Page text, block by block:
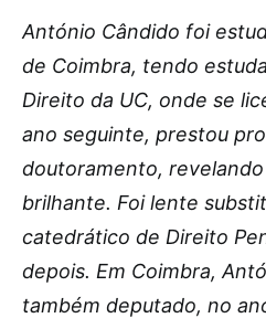
António Cândido foi
de Coimbra, tendo
Direito da UC, onde se
ano seguinte, prestou
doutoramento,
brilhante. Foi lente
catedrático de Direito
depois. Em Coimbra,
também deputado, no